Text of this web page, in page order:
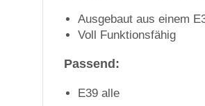
Ausgebaut aus einem
Voll Funktionsfähig
Passend:
E39 alle